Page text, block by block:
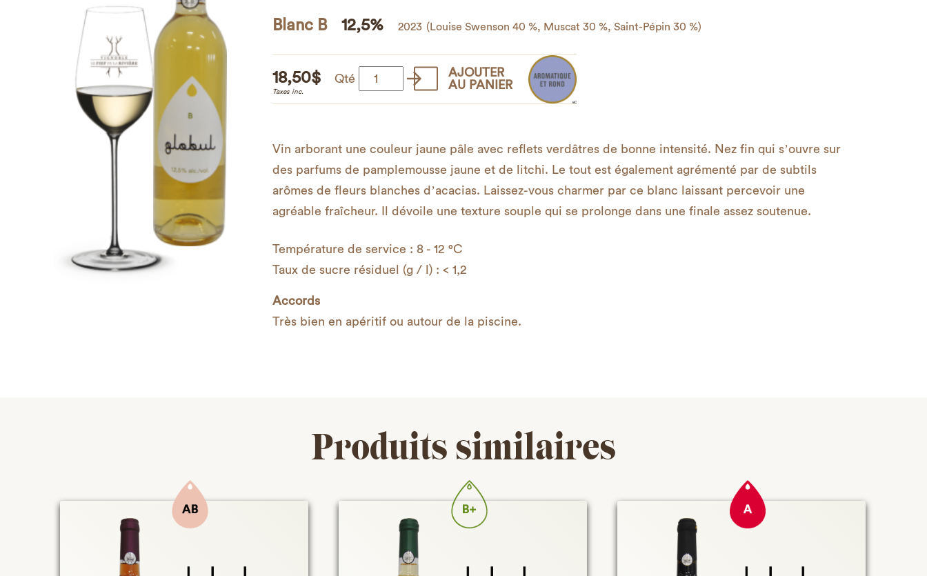
Blanc B 12,5% 2023 (Louise Swenson 40 %, Muscat 30 %, Saint-Pépin 30 %)
18,50$
Taxes inc.
quantité
Qté
AJOUTER
AU PANIER
Vin arborant une couleur jaune pâle avec reflets verdâtres de bonne intensité. Nez fin qui s’ouvre sur
des parfums de pamplemousse jaune et de litchi. Le tout est également agrémenté par de subtils
arômes de fleurs blanches d’acacias. Laissez-vous charmer par ce blanc laissant percevoir une
agréable fraîcheur. Il dévoile une texture souple qui se prolonge dans une finale assez soutenue.
Température de service : 8 - 12 °C
Taux de sucre résiduel (g / l) : < 1,2
Accords
Très bien en apéritif ou autour de la piscine.
Produits similaires